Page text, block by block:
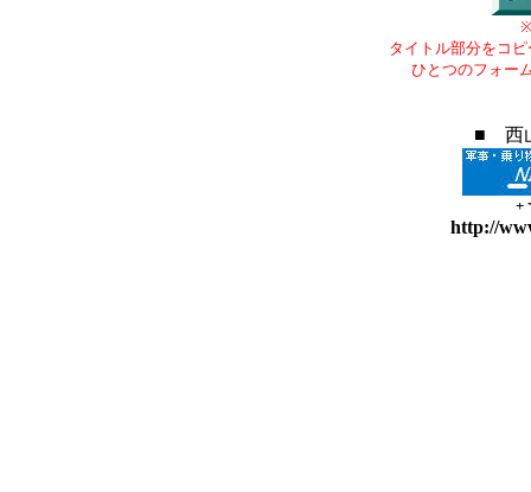
タイトル部分をコ
ひとつのフォー
■ 西
+
http://